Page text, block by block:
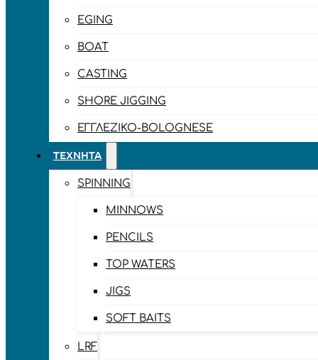
EGING
BOAT
CASTING
SHORE JIGGING
ΕΓΓΛΈΖΙΚΟ-BOLOGNESE
ΤΕΧΝΗΤΆ
SPINNING
MINNOWS
PENCILS
TOP WATERS
JIGS
SOFT BAITS
LRF